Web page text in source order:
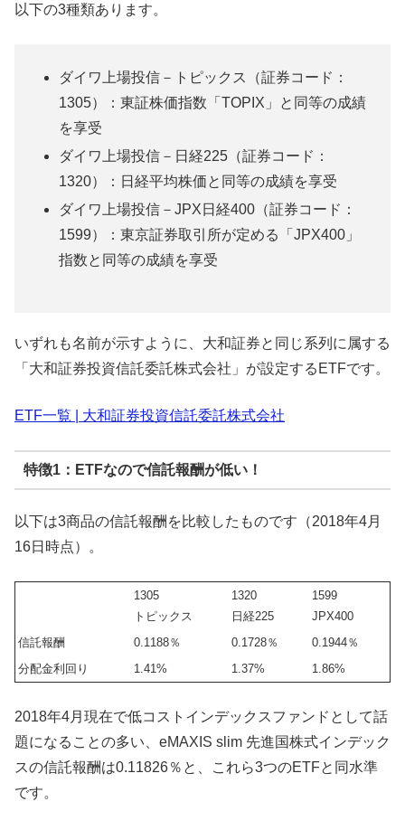
以下の3種類あります。
ダイワ上場投信－トピックス（証券コード：
1305）：東証株価指数「TOPIX」と同等の成績
を享受
ダイワ上場投信－日経225（証券コード：
1320）：日経平均株価と同等の成績を享受
ダイワ上場投信－JPX日経400（証券コード：
1599）：東京証券取引所が定める「JPX400」
指数と同等の成績を享受
いずれも名前が示すように、大和証券と同じ系列に属する
「大和証券投資信託委託株式会社」が設定するETFです。
ETF一覧 | 大和証券投資信託委託株式会社
特徴1：ETFなので信託報酬が低い！
以下は3商品の信託報酬を比較したものです（2018年4月
16日時点）。
1305
トピックス
1320
日経225
1599
JPX400
信託報酬
0.1188％ 0.1728％
0.1944％
分配金利回り
1.41% 1.37% 1.86%
2018年4月現在で低コストインデックスファンドとして話
題になることの多い、eMAXIS slim 先進国株式インデック
スの信託報酬は0.11826％と、これら3つのETFと同水準
です。